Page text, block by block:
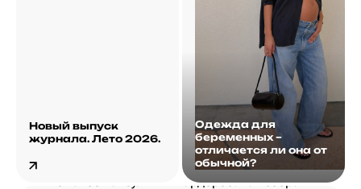
Новый выпуск
журнала. Лето 2026.
Одежда для
беременных –
отличается ли она от
обычной?